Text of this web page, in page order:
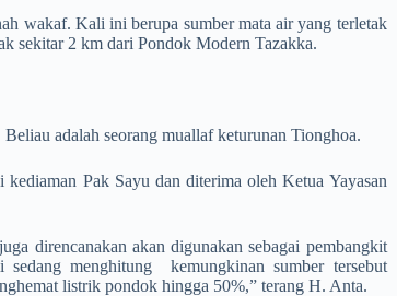
wakaf. Kali ini berupa sumber mata air yang terletak
sekitar 2 km dari Pondok Modern Tazakka.
adalah seorang muallaf keturunan Tionghoa.
Pak Sayu dan diterima oleh Ketua Yayasan
direncanakan akan digunakan sebagai­ pembangkit
menghitung kemungkinan sumber tersebut
listrik pondok hingga 50%,” terang H. Anta.